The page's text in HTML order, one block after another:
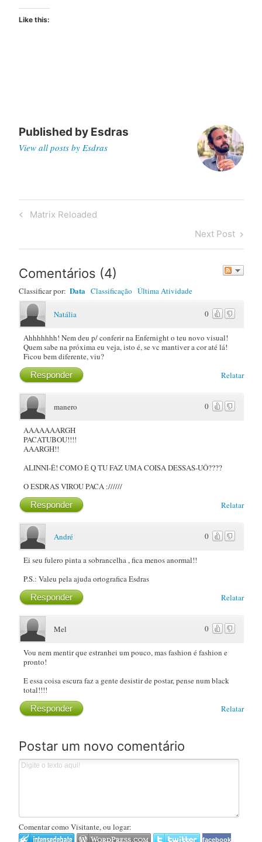
Like this:
Published by Esdras
View all posts by Esdras
Post
Previous
Matrix Reloaded
Next
Post
Next Post
Comentários (4)
Classificar por: Data Classificação Última Atividade
0
Natália
Ahhhhhhh! Nem deu p/ conferir na Enfernight o teu novo visual!
Quem sabe na próxima eu veja, isto é, se vc mantiver a cor até lá!
Ficou bem diferente, viu?
Relatar
Responder
0
manero
AAAAAAARGH
PACATUBOU!!!!
AAARGH!!
ALINNI-Ê! COMO É Q TU FAZ UMA COISA DESSAS-UÔ????
O ESDRAS VIROU PACA ://////
Relatar
Responder
0
André
Ei seu fulero pinta a sobrancelha , fica menos anormal!!
P.S.: Valeu pela ajuda ortografica Esdras
Relatar
Responder
0
Mel
Vou nem mentir que estranhei um pouco, mas fashion é fashion e
pronto!
E essa coisa escura faz a gente desistir de postar, pense num black
total!!!!
Relatar
Responder
Postar um novo comentário
Comentar como Visitante, ou logar:
facebook